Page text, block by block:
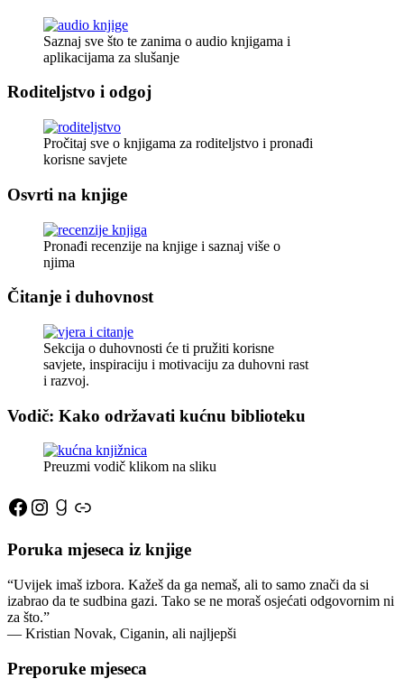
Saznaj sve što te zanima o audio knjigama i
aplikacijama za slušanje
Roditeljstvo i odgoj
Pročitaj sve o knjigama za roditeljstvo i pronađi
korisne savjete
Osvrti na knjige
Pronađi recenzije na knjige i saznaj više o
njima
Čitanje i duhovnost
Sekcija o duhovnosti će ti pružiti korisne
savjete, inspiraciju i motivaciju za duhovni rast
i razvoj.
Vodič: Kako održavati kućnu biblioteku
Preuzmi vodič klikom na sliku
Facebook
Instagram
Goodreads
Link
Poruka mjeseca iz knjige
“Uvijek imaš izbora. Kažeš da ga nemaš, ali to samo znači da si
izabrao da te sudbina gazi. Tako se ne moraš osjećati odgovornim ni
za što.”
― Kristian Novak, Ciganin, ali najljepši
Preporuke mjeseca